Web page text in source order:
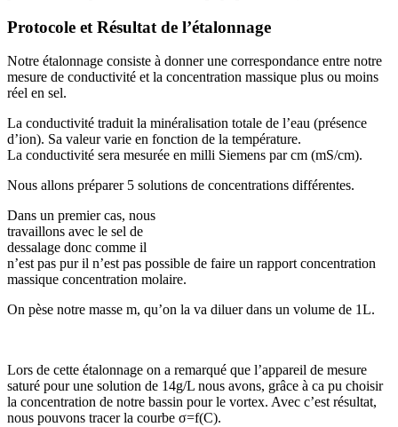
Protocole et Résultat de l’étalonnage
Notre étalonnage consiste à donner une correspondance entre notre
mesure de conductivité et la concentration massique plus ou moins
réel en sel.
La conductivité traduit la minéralisation totale de l’eau (présence
d’ion). Sa valeur varie en fonction de la température.
La conductivité sera mesurée en milli Siemens par cm (mS/cm).
Nous allons préparer 5 solutions de concentrations différentes.
Dans un premier cas, nous
travaillons avec le sel de
dessalage donc comme il
n’est pas pur il n’est pas possible de faire un rapport concentration
massique concentration molaire.
On pèse notre masse m, qu’on la va diluer dans un volume de 1L.
Lors de cette étalonnage on a remarqué que l’appareil de mesure
saturé pour une solution de 14g/L nous avons, grâce à ca pu choisir
la concentration de notre bassin pour le vortex. Avec c’est résultat,
nous pouvons tracer la courbe σ=f(C).